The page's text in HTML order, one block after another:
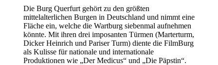
Die Burg Querfurt gehört zu den größten
mittelalterlichen Burgen in Deutschland und nimmt eine
Fläche ein, welche die Wartburg siebenmal aufnehmen
könnte. Mit ihren drei imposanten Türmen (Marterturm,
Dicker Heinrich und Pariser Turm) diente die FilmBurg
als Kulisse für nationale und internationale
Produktionen wie „Der Medicus“ und „Die Päpstin“.